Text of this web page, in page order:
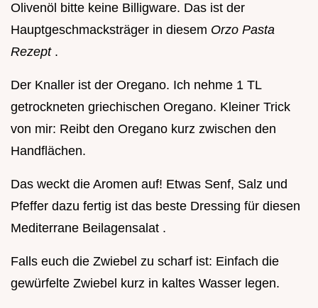
Olivenöl bitte keine Billigware. Das ist der
Hauptgeschmacksträger in diesem Orzo Pasta
Rezept .
Der Knaller ist der Oregano. Ich nehme 1 TL
getrockneten griechischen Oregano. Kleiner Trick
von mir: Reibt den Oregano kurz zwischen den
Handflächen.
Das weckt die Aromen auf! Etwas Senf, Salz und
Pfeffer dazu fertig ist das beste Dressing für diesen
Mediterrane Beilagensalat .
Falls euch die Zwiebel zu scharf ist: Einfach die
gewürfelte Zwiebel kurz in kaltes Wasser legen.